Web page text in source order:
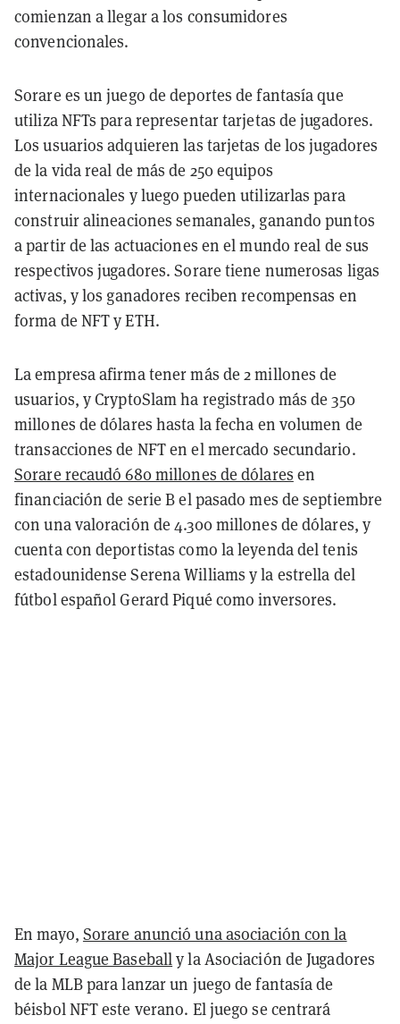
comienzan a llegar a los consumidores
convencionales.
Sorare es un juego de deportes de fantasía que
utiliza NFTs para representar tarjetas de jugadores.
Los usuarios adquieren las tarjetas de los jugadores
de la vida real de más de 250 equipos
internacionales y luego pueden utilizarlas para
construir alineaciones semanales, ganando puntos
a partir de las actuaciones en el mundo real de sus
respectivos jugadores. Sorare tiene numerosas ligas
activas, y los ganadores reciben recompensas en
forma de NFT y ETH.
La empresa afirma tener más de 2 millones de
usuarios, y CryptoSlam ha registrado más de 350
millones de dólares hasta la fecha en volumen de
transacciones de NFT en el mercado secundario.
Sorare recaudó 680 millones de dólares en
financiación de serie B el pasado mes de septiembre
con una valoración de 4.300 millones de dólares, y
cuenta con deportistas como la leyenda del tenis
estadounidense Serena Williams y la estrella del
fútbol español Gerard Piqué como inversores.
En mayo, Sorare anunció una asociación con la
Major League Basebally la Asociación de Jugadores
de la MLB para lanzar un juego de fantasía de
béisbol NFT este verano. El juego se centrará